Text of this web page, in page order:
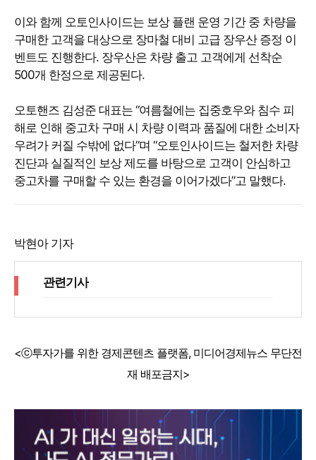
이와 함께 오토인사이드는 보상 플랜 운영 기간 중 차량을
구매한 고객을 대상으로 장마철 대비 고급 장우산 증정 이
벤트도 진행한다. 장우산은 차량 출고 고객에게 선착순
500개 한정으로 제공된다.
오토핸즈 김성준 대표는 “여름철에는 집중호우와 침수 피
해로 인해 중고차 구매 시 차량 이력과 품질에 대한 소비자
우려가 커질 수밖에 없다”며 “오토인사이드는 철저한 차량
진단과 실질적인 보상 제도를 바탕으로 고객이 안심하고
중고차를 구매할 수 있는 환경을 이어가겠다”고 말했다.
박현아 기자
관련기사
<ⓒ투자가를 위한 경제콘텐츠 플랫폼, 미디어경제뉴스 무단전
재 배포금지>